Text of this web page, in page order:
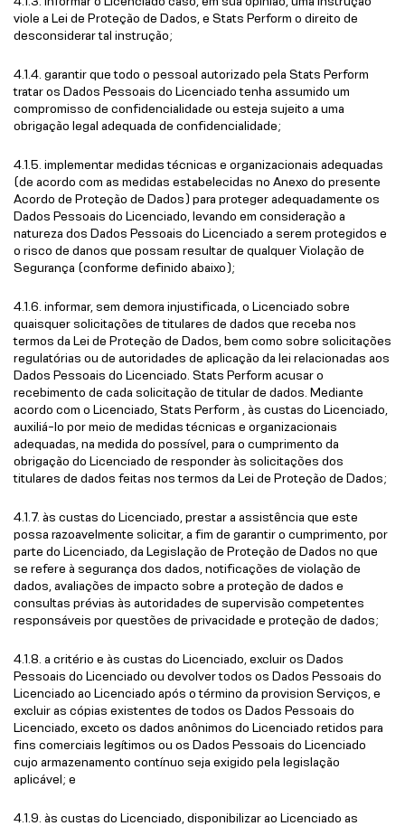
viole a Lei de Proteção de Dados, e Stats Perform o direito de
desconsiderar tal instrução;
4.1.4. garantir que todo o pessoal autorizado pela Stats Perform
tratar os Dados Pessoais do Licenciado tenha assumido um
compromisso de confidencialidade ou esteja sujeito a uma
obrigação legal adequada de confidencialidade;
4.1.5. implementar medidas técnicas e organizacionais adequadas
(de acordo com as medidas estabelecidas no Anexo do presente
Acordo de Proteção de Dados) para proteger adequadamente os
Dados Pessoais do Licenciado, levando em consideração a
natureza dos Dados Pessoais do Licenciado a serem protegidos e
o risco de danos que possam resultar de qualquer Violação de
Segurança (conforme definido abaixo);
4.1.6. informar, sem demora injustificada, o Licenciado sobre
quaisquer solicitações de titulares de dados que receba nos
termos da Lei de Proteção de Dados, bem como sobre solicitações
regulatórias ou de autoridades de aplicação da lei relacionadas aos
Dados Pessoais do Licenciado. Stats Perform acusar o
recebimento de cada solicitação de titular de dados. Mediante
acordo com o Licenciado, Stats Perform , às custas do Licenciado,
auxiliá-lo por meio de medidas técnicas e organizacionais
adequadas, na medida do possível, para o cumprimento da
obrigação do Licenciado de responder às solicitações dos
titulares de dados feitas nos termos da Lei de Proteção de Dados;
4.1.7. às custas do Licenciado, prestar a assistência que este
possa razoavelmente solicitar, a fim de garantir o cumprimento, por
parte do Licenciado, da Legislação de Proteção de Dados no que
se refere à segurança dos dados, notificações de violação de
dados, avaliações de impacto sobre a proteção de dados e
consultas prévias às autoridades de supervisão competentes
responsáveis por questões de privacidade e proteção de dados;
4.1.8. a critério e às custas do Licenciado, excluir os Dados
Pessoais do Licenciado ou devolver todos os Dados Pessoais do
Licenciado ao Licenciado após o término da provision Serviços, e
excluir as cópias existentes de todos os Dados Pessoais do
Licenciado, exceto os dados anônimos do Licenciado retidos para
fins comerciais legítimos ou os Dados Pessoais do Licenciado
cujo armazenamento contínuo seja exigido pela legislação
aplicável; e
4.1.9. às custas do Licenciado, disponibilizar ao Licenciado as